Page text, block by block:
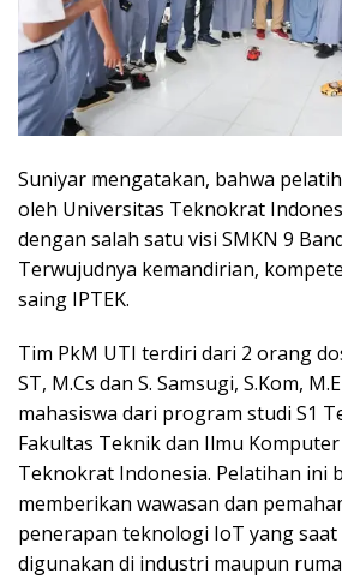
Suniyar mengatakan, bahwa
oleh Universitas Teknokrat
dengan salah satu visi SMKN 9
Terwujudnya kemandirian,
saing IPTEK.
Tim PkM UTI terdiri dari 2 orang
ST, M.Cs dan S. Samsugi, S.Kom,
mahasiswa dari program studi S1
Fakultas Teknik dan Ilmu
Teknokrat Indonesia. Pelatihan ini
memberikan wawasan dan
penerapan teknologi IoT yang
digunakan di industri maupun